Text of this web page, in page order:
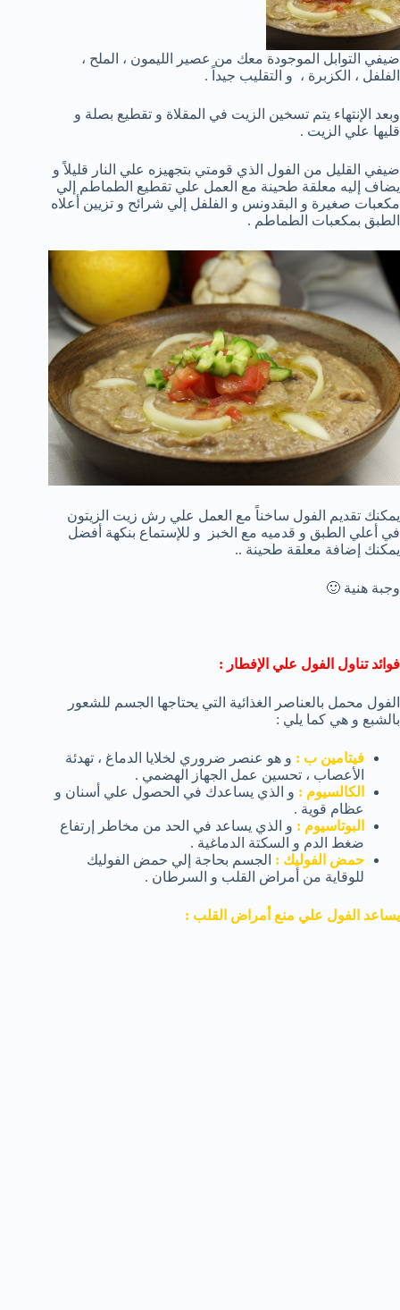
ضيفي التوابل الموجودة معك من عصير الليمون ، الملح ،
الفلفل ، الكزبرة ، و التقليب جيداً .
وبعد الإنتهاء يتم تسخين الزيت في المقلاة و تقطيع بصلة و
قليها علي الزيت .
ضيفي القليل من الفول الذي قومتي بتجهيزه علي النار قليلاً و
يضاف إليه معلقة طحينة مع العمل علي تقطيع الطماطم إلي
مكعبات صغيرة و البقدونس و الفلفل إلي شرائح و تزيين أعلاه
الطبق بمكعبات الطماطم .
يمكنك تقديم الفول ساخناً مع العمل علي رش زيت الزيتون
في أعلي الطبق و قدميه مع الخبز و للإستماع بنكهة أفضل
يمكنك إضافة معلقة طحينة ..
وجبة هنية 🙂
فوائد تناول الفول علي الإفطار :
الفول محمل بالعناصر الغذائية التي يحتاجها الجسم للشعور
بالشبع و هي كما يلي :
فيتامين ب : و هو عنصر ضروري لخلايا الدماغ ، تهدئة
الأعصاب ، تحسين عمل الجهاز الهضمي .
الكالسيوم : و الذي يساعدك في الحصول علي أسنان و
عظام قوية .
البوتاسيوم : و الذي يساعد في الحد من مخاطر إرتفاع
ضغط الدم و السكتة الدماغية .
حمض الفوليك : الجسم بحاجة إلي حمض الفوليك
للوقاية من أمراض القلب و السرطان .
يساعد الفول علي منع أمراض القلب :